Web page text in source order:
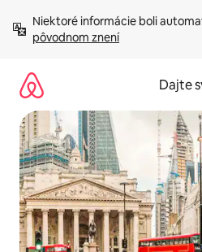
obsah.
Niektoré informácie boli
pôvodnom znení
Dajte